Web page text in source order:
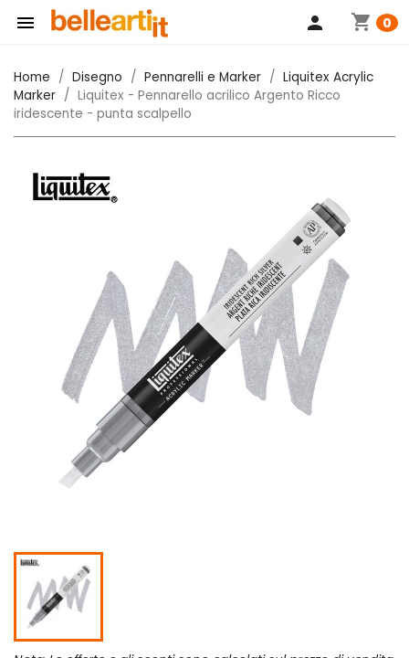
 shopping_cart 0
person
Home Disegno Pennarelli e Marker
Liquitex Acrylic
Marker
Liquitex - Pennarello acrilico Argento Ricco
iridescente - punta scalpello